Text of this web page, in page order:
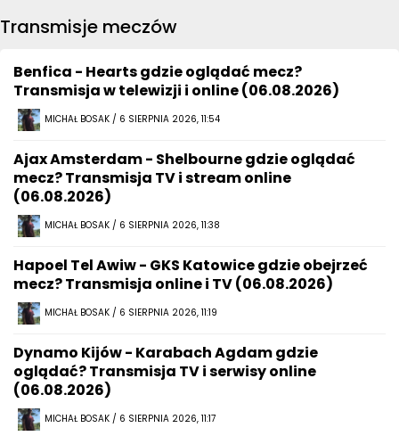
Transmisje meczów
Benfica - Hearts gdzie oglądać mecz?
Transmisja w telewizji i online (06.08.2026)
MICHAŁ BOSAK / 6 SIERPNIA 2026, 11:54
Ajax Amsterdam - Shelbourne gdzie oglądać
mecz? Transmisja TV i stream online
(06.08.2026)
MICHAŁ BOSAK / 6 SIERPNIA 2026, 11:38
Hapoel Tel Awiw - GKS Katowice gdzie obejrzeć
mecz? Transmisja online i TV (06.08.2026)
MICHAŁ BOSAK / 6 SIERPNIA 2026, 11:19
Dynamo Kijów - Karabach Agdam gdzie
oglądać? Transmisja TV i serwisy online
(06.08.2026)
MICHAŁ BOSAK / 6 SIERPNIA 2026, 11:17